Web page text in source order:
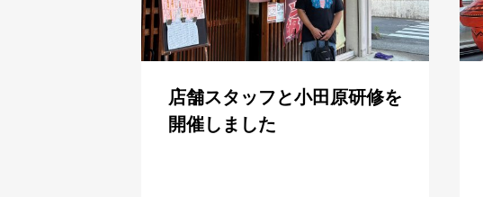
店舗スタッフと小田原研修を
開催しました